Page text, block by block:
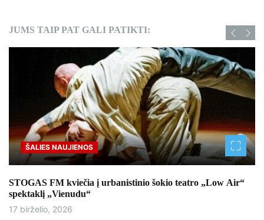
JUMS TAIP PAT GALI PATIKTI:
ŠALIES NAUJIENOS
STOGAS FM kviečia į urbanistinio šokio teatro „Low Air“
spektaklį „Vienudu“
17 birželio, 2026